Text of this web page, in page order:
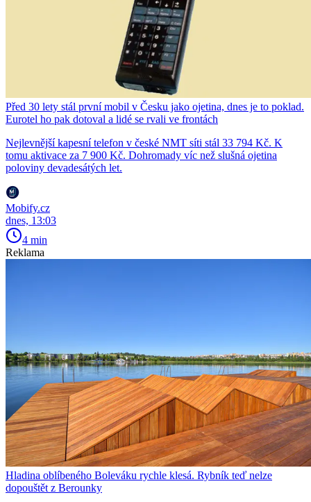
Před 30 lety stál první mobil v Česku jako ojetina, dnes je to poklad.
Eurotel ho pak dotoval a lidé se rvali ve frontách
Nejlevnější kapesní telefon v české NMT síti stál 33 794 Kč. K
tomu aktivace za 7 900 Kč. Dohromady víc než slušná ojetina
poloviny devadesátých let.
Mobify.cz
dnes, 13:03
4 min
Reklama
Hladina oblíbeného Boleváku rychle klesá. Rybník teď nelze
dopouštět z Berounky